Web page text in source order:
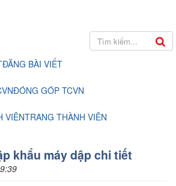
ĐĂNG BÀI VIẾT
ĐÓNG GÓP TCVN
VIÊNTRANG THÀNH VIÊN
khẩu máy dập chi tiết